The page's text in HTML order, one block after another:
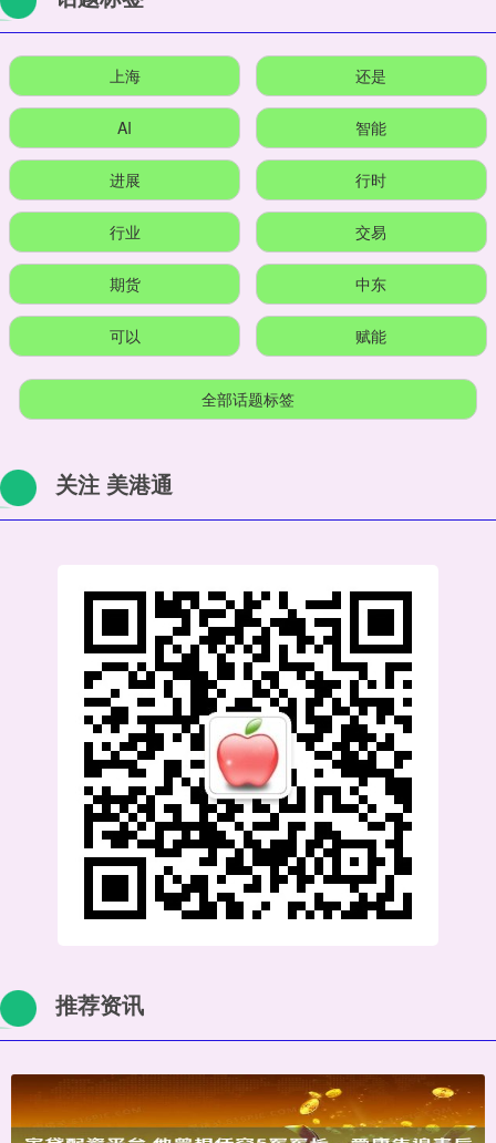
上海 还是
AI 智能
进展 行时
行业 交易
期货 中东
可以 赋能
全部话题标签
关注 美港通
推荐资讯